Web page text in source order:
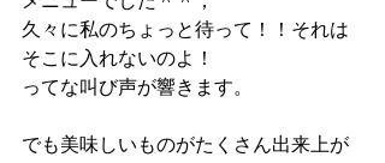
久々に私のちょっと待って！！それは
そこに入れないのよ！
ってな叫び声が響きます。
でも美味しいものがたくさん出来上が